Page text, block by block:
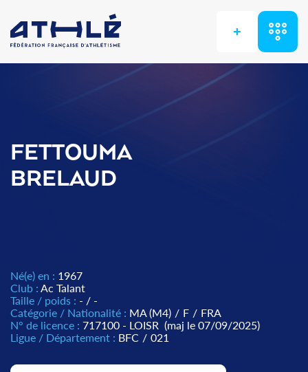
+
FETTOUMA
BRELAUD
Né(e) en : 1967
Club : Ac Talant
Taille / poids : - / -
Catégorie / Nationalité : MA (M4) / F / FRA
N° de licence : 717100 - LOISR (maj le 07/09/2025)
Ligue / Département : BFC / 021